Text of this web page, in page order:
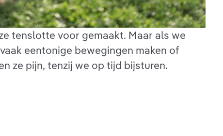
tenslotte voor gemaakt. Maar als we
eentonige bewegingen maken of
ze pijn, tenzij we op tijd bijsturen.